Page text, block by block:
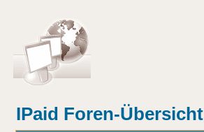
IPaid Foren-Übersicht